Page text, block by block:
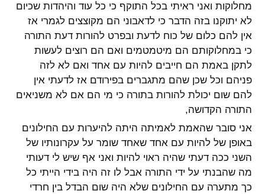
מחלוקות ואני ראיתי בכל התוקף כי כל עוד והיהדות שכיום
לא יתוקנו בזה הדבר כי לדאבוני הם מקוצצים לגמרי אז
אין להם כלום של כוח לדעת ובפרט להורות דעת התורה
כי במחלוקותם הם מיטמטמים ואם הם רוצים לעשות
לתקן באמת הם חייבים להיות עם אחד ואם לא לזה
פניהם וכל שכן שהם מתגברים בפירודם אז לדעתי אין
להם שום יכולת להורות בתורה כי מי הם אם לא משניאים
התורה הקדושה,
אני סובר שהאמת לאמיתה היתה להיערות עם החילונים
באופן של להיות עם אחד שאחד שומר על עקרונותיו של
השני ככה דעתי שהיה ראוי להיות ואני אף שיש לי דעותי
מה שהבנתי על ידי התורה אבל לו זה היה בידי הייתי כל
כך מתערה עם החילונים שלא היה שום הבדל בין חרדי